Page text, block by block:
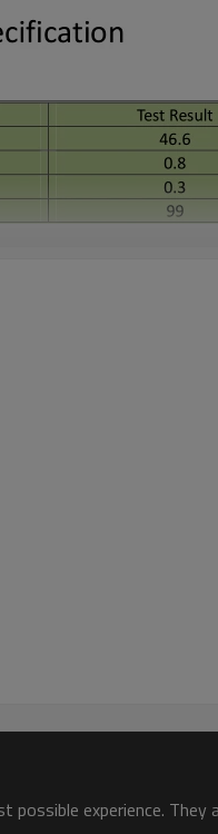
imágenes de
possible experience.